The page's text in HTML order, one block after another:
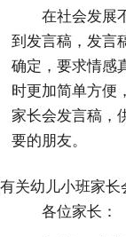
在社会发展
到发言稿，发言
确定，要求情感
时更加简单方便
家长会发言稿，
要的朋友。
有关幼儿小班家长
各位家长：